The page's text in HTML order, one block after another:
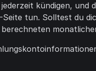
kündigen,
tun. Solltest du